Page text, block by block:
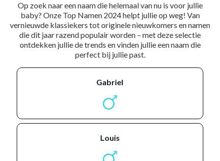
Op zoek naar een naam die helemaal van nu is voor jullie
baby? Onze Top Namen 2024 helpt jullie op weg! Van
vernieuwde klassiekers tot originele nieuwkomers en namen
die dit jaar razend populair worden – met deze selectie
ontdekken jullie de trends en vinden jullie een naam die
perfect bij jullie past.
gabriel
louis